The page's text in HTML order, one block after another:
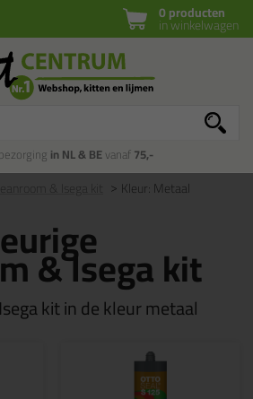
0 producten
in winkelwagen
bezorging in NL & BEvanaf75,-
Kleur: Metaal
& Isega kit
kit in de kleur metaal